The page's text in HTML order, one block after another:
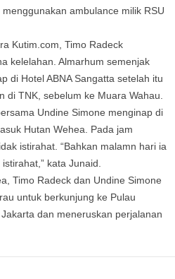
ambulance milik RSU
Kutim.com, Timo Radeck
kelelahan. Almarhum semenjak
di Hotel ABNA Sangatta setelah itu
di TNK, sebelum ke Muara Wahau.
Undine Simone menginap di
Hutan Wehea. Pada jam
istirahat. “Bahkan malamn hari ia
kata Junaid.
Timo Radeck dan Undine Simone
untuk berkunjung ke Pulau
dan meneruskan perjalanan